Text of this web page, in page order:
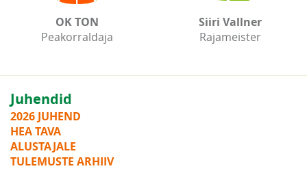
OK TON
Peakorraldaja
Siiri Vallner
Rajameister
Juhendid
2026 JUHEND
HEA TAVA
ALUSTAJALE
TULEMUSTE ARHIIV